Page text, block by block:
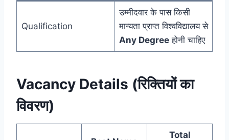
Qualification
उम्मीदवार के पास किसी
मान्यता प्राप्त विश्वविद्यालय से
Any Degreeहोनी चाहिए
Vacancy Details (रिक्तियों का
विवरण)
Total